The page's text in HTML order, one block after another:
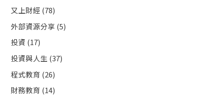
又上財經 (78)
外部資源分享 (5)
投資 (17)
投資與人生 (37)
程式教育 (26)
財務教育 (14)